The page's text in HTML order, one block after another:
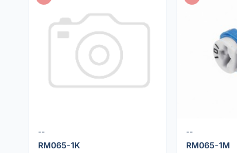
--
RM065-1K
--
RM065-1M